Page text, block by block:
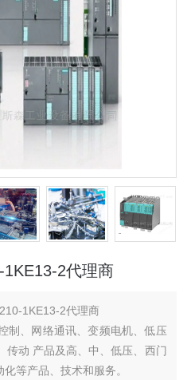
2代理商
1KE13-2代理商
制、网络通讯、变频电机、低压
传动 产品及高、中、低压、西门
等产品、技术和服务。